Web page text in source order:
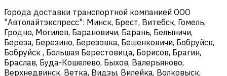
Города доставки транспортной компанией ООО
"Автолайтэкспресс": Минск, Брест, Витебск, Гомель,
Гродно, Могилев, Барановичи, Барань, Белыничи,
Береза, Березино, Березовка, Бешенковичи, Бобруйск,
Бобруйск , Большая Берестовица, Борисов, Брагин,
Браслав, Буда-Кошелево, Быхов, Валерьяново,
Верхнедвинск, Ветка, Видзы, Вилейка, Волковыск,